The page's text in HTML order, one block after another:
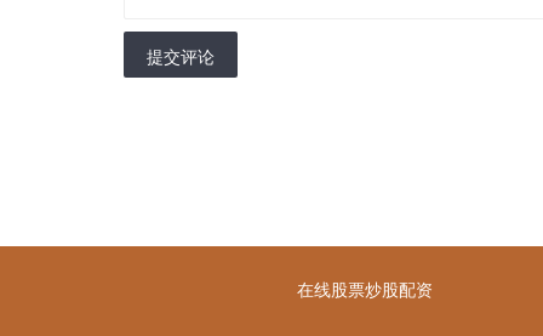
提交评论
在线股票炒股配资